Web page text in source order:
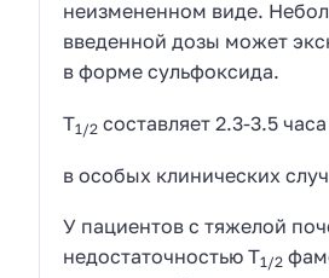
неизмененном виде.
введенной дозы может
в форме сульфоксида.
Т1/2 составляет 2.3-3.5 часа
в особых клинических
У пациентов с тяжелой
недостаточностью Т1/2